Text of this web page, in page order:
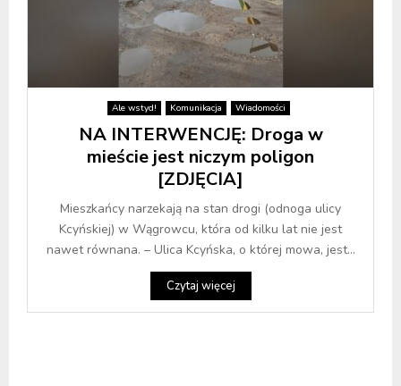
Ale wstyd! Komunikacja Wiadomości
NA INTERWENCJĘ: Droga w
mieście jest niczym poligon
[ZDJĘCIA]
Mieszkańcy narzekają na stan drogi (odnoga ulicy
Kcyńskiej) w Wągrowcu, która od kilku lat nie jest
nawet równana. – Ulica Kcyńska, o której mowa, jest...
Czytaj więcej